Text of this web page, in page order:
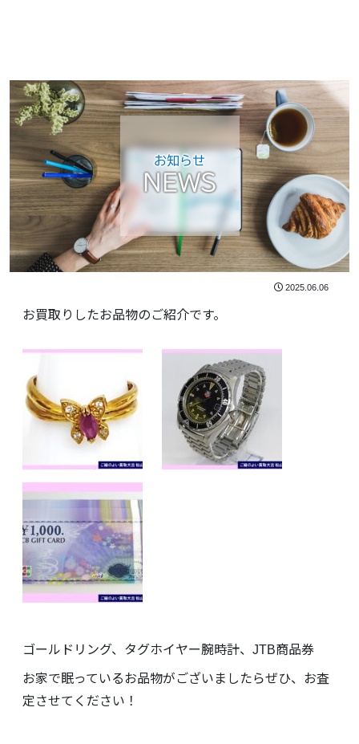
お知らせ
NEWS
2025.06.06
お買取りしたお品物のご紹介です。
ゴールドリング、タグホイヤー腕時計、JTB商品券
お家で眠っているお品物がございましたらぜひ、お査
定させてください！